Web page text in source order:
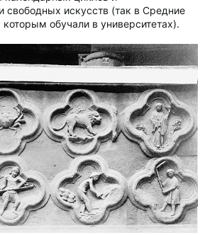
свободных искусств (так в Средние
обучали в университетах).